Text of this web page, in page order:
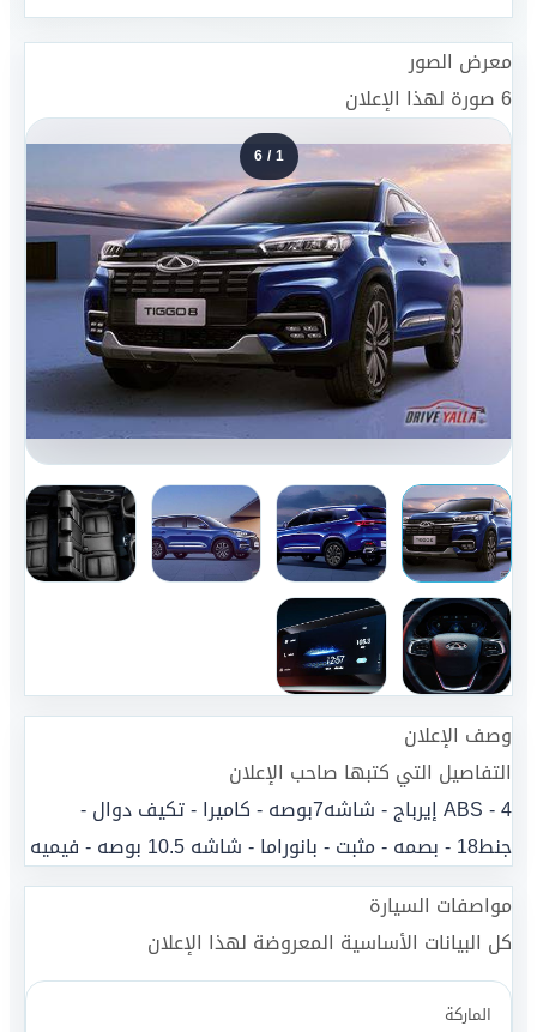
معرض الصور
6صورة لهذا الإعلان
1
/
6
وصف الإعلان
التفاصيل التي كتبها صاحب الإعلان
ABS - 4 إيرباج - شاشه7بوصه - كاميرا - تكيف دوال -
جنط18 - بصمه - مثبت - بانوراما - شاشه 10.5 بوصه - فيميه
مواصفات السيارة
كل البيانات الأساسية المعروضة لهذا الإعلان
الماركة